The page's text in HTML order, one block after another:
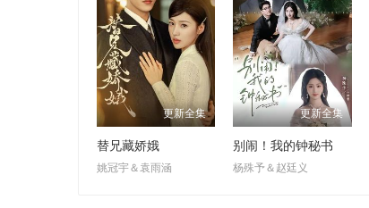
更新全集
替兄藏娇娥
姚冠宇＆袁雨涵
更新全集
别闹！我的钟秘书
杨殊予＆赵廷义